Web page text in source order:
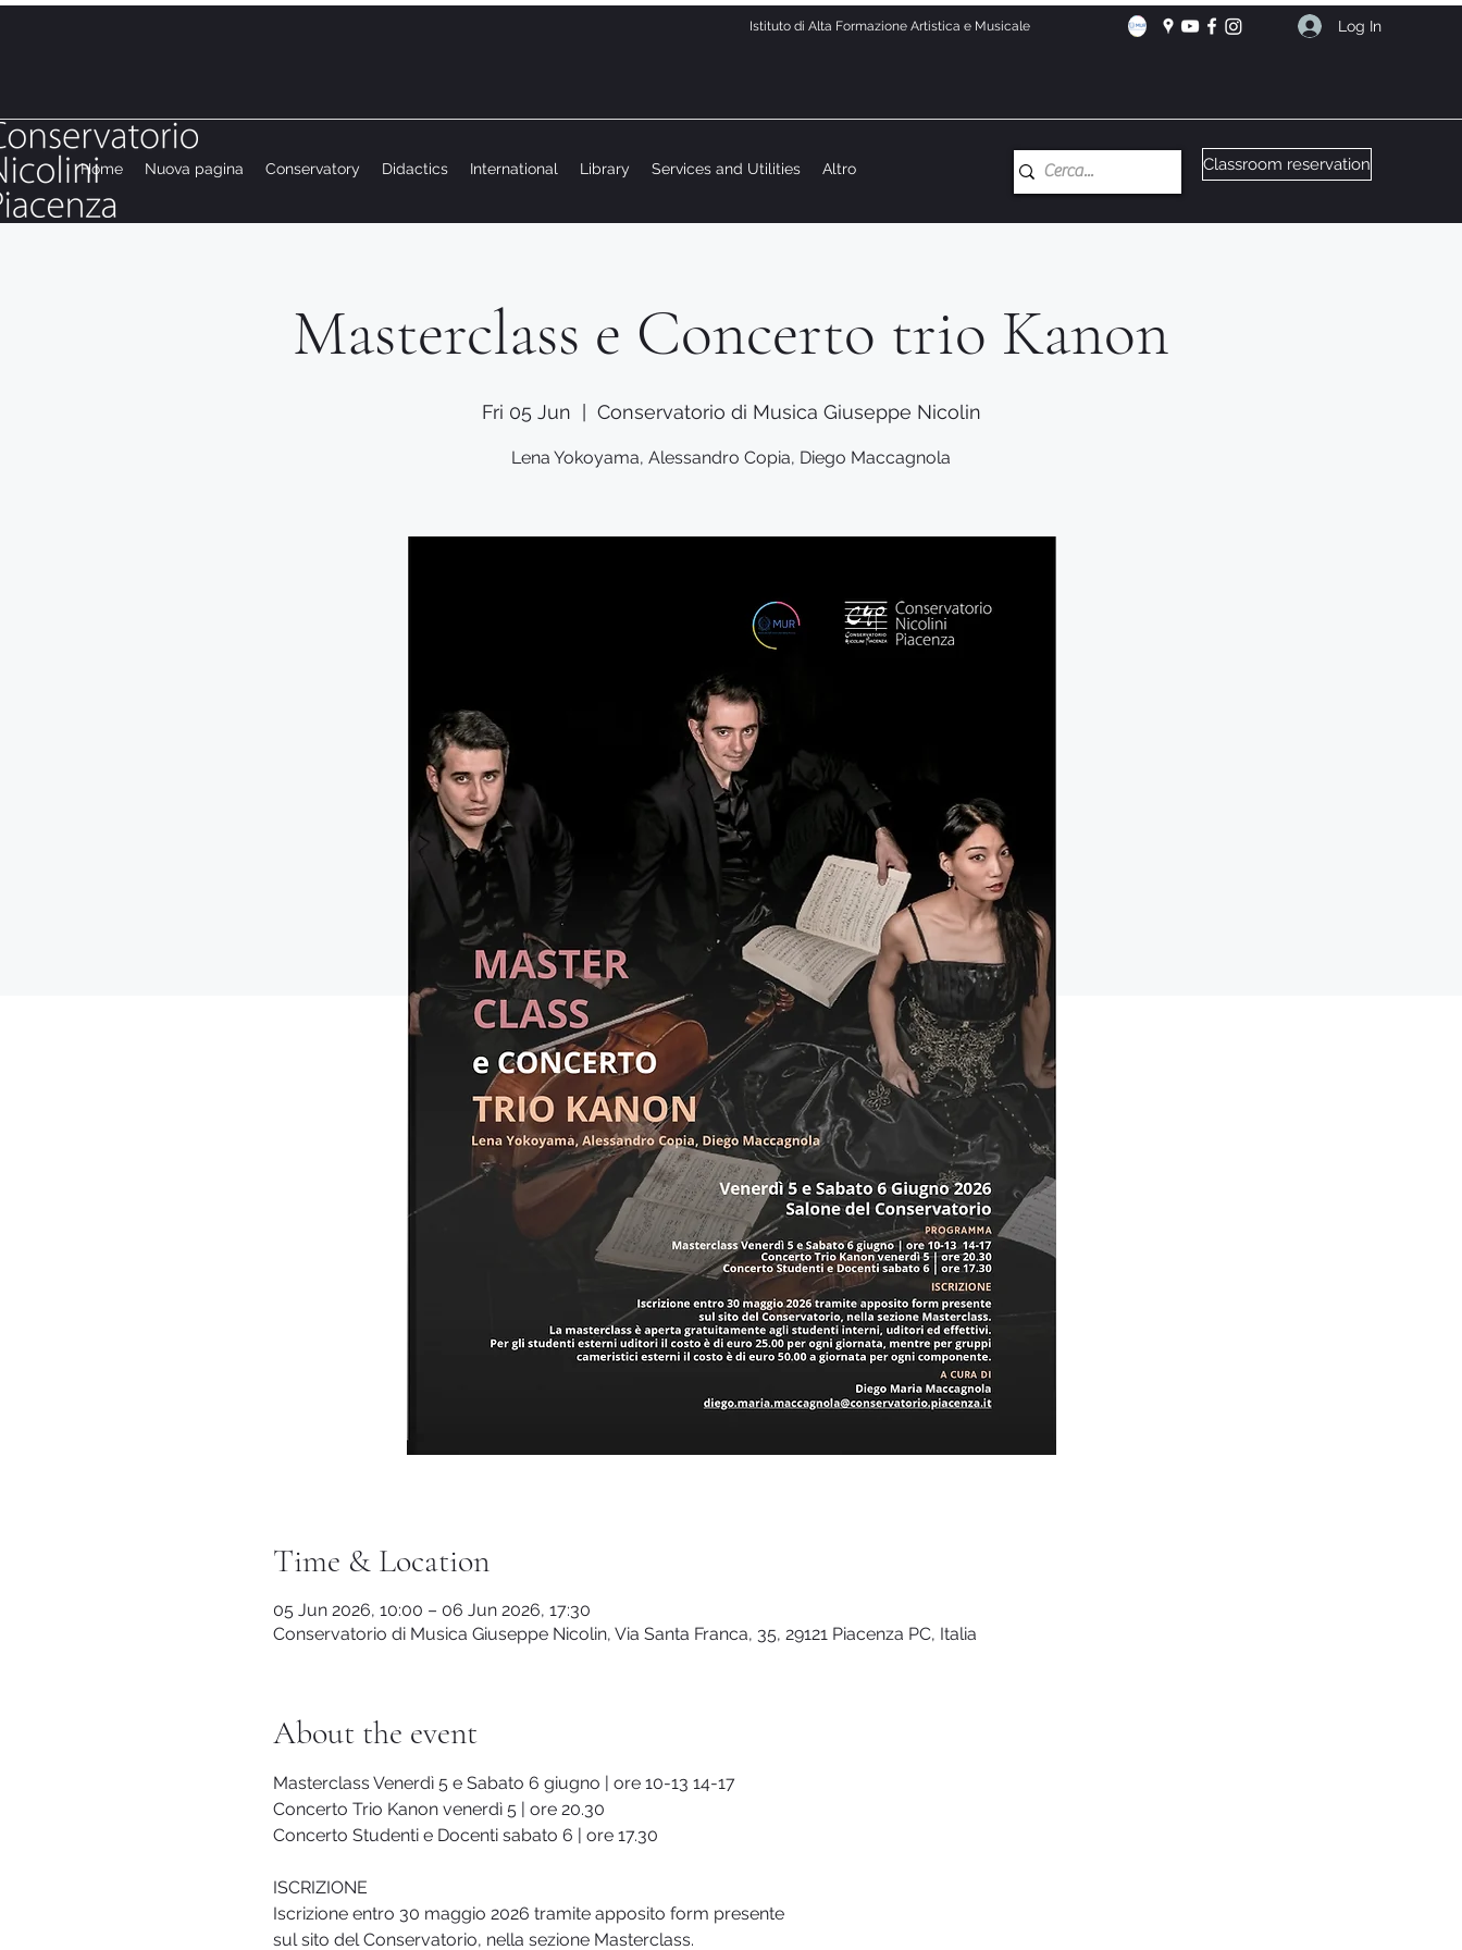
Istituto di Alta Formazione Artistica e Musicale Log In
Home Nuova pagina Conservatory Didactics International Library Services and Utilities Altro Classroom reservation
Masterclass e Concerto trio Kanon
Fri 05 Jun Conservatorio di Musica Giuseppe Nicolin
Lena Yokoyama, Alessandro Copia, Diego Maccagnola
Time & Location
05 Jun 2026, 10:00 – 06 Jun 2026, 17:30
Conservatorio di Musica Giuseppe Nicolin, Via Santa Franca, 35, 29121 Piacenza PC, Italia
About the event
Masterclass Venerdì 5 e Sabato 6 giugno | ore 10-13 14-17
Concerto Trio Kanon venerdì 5 | ore 20.30
Concerto Studenti e Docenti sabato 6 | ore 17.30
ISCRIZIONE
Iscrizione entro 30 maggio 2026 tramite apposito form presente
sul sito del Conservatorio, nella sezione Masterclass.